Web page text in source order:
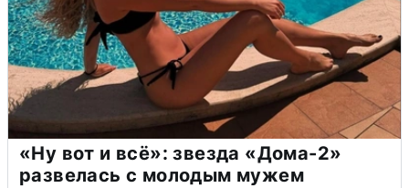
«Ну вот и всё»: звезда «Дома-2»
развелась с молодым мужем